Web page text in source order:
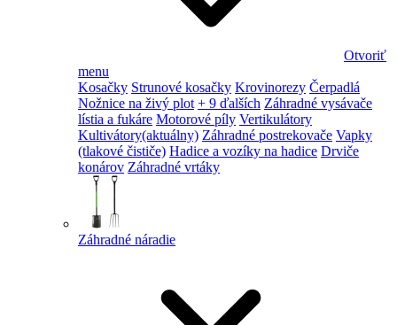
Otvoriť
menu
Kosačky Strunové kosačky Krovinorezy Čerpadlá
Nožnice na živý plot + 9 ďalších Záhradné vysávače
lístia a fukáre Motorové píly Vertikulátory
Kultivátory(aktuálny) Záhradné postrekovače Vapky
(tlakové čističe) Hadice a vozíky na hadice Drviče
konárov Záhradné vrtáky
Záhradné náradie